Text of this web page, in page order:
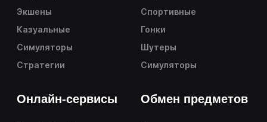
Экшены
Казуальные
Симуляторы
Стратегии
Спортивные
Гонки
Шутеры
Симуляторы
Онлайн-сервисы Обмен предметов